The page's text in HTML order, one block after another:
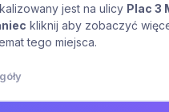
jest na ulicy Plac 3
kliknij aby zobaczyć
tego miejsca.